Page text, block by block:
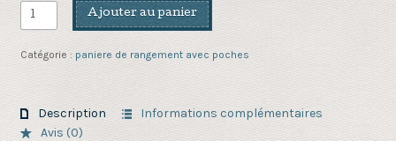
quantité
de
Panière
rouge
motif
Ajouter au panier
Catégorie : paniere de rangement avec poches
Description
Informations complémentaires
Avis (0)